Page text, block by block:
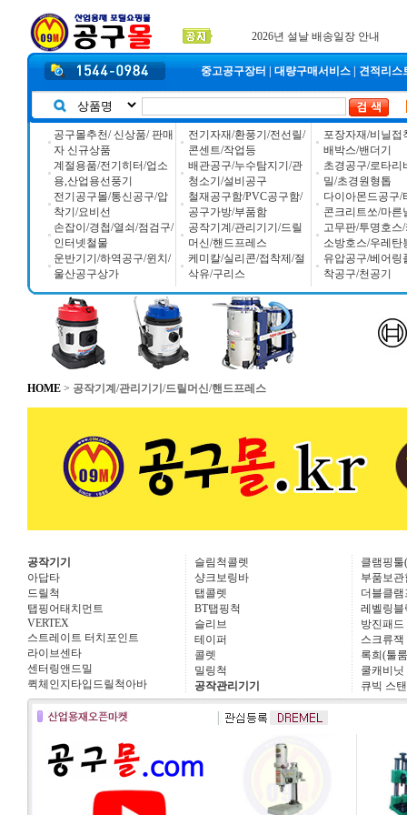
공구몰 입금자 찾습니다
중고공구장터 대량구매서비스 견적리스
공구몰추천/ 신상품/ 판매
자 신규상품
계절용품/전기히터/업소
용,산업용선풍기
전기공구몰/통신공구/압
착기/요비선
손잡이/경첩/열쇠/점검구/
인터넷철물
운반기기/하역공구/윈치/
울산공구상가
전기자재/환풍기/전선릴/
콘센트/작업등
배관공구/누수탐지기/관
청소기/설비공구
철재공구함/PVC공구함/
공구가방/부품함
공작기계/관리기기/드릴
머신/핸드프레스
케미칼/실리콘/접착제/절
삭유/구리스
포장자재/비닐접
배박스/밴더기
초경공구/로타리
밀/초경원형톱
다이아몬드공구/
콘크리트쏘/마른
고무판/투명호스
소방호스/우레탄
유압공구/베어링
착공구/천공기
HOME > 공작기계/관리기기/드릴머신/핸드프레스
공작기기
아답타
드릴척
탭핑어태치먼트
VERTEX
스트레이트 터치포인트
라이브센타
센터링앤드밀
퀵체인지타입드릴척아바
슬림척콜렛
샹크보링바
탭콜렛
BT탭핑척
슬리브
테이퍼
콜렛
밀링척
공작관리기기
클램핑툴
부품보관
더블클램
레벨링블
방진패드
스크류잭
록희(툴
쿨캐비닛
큐빅 스